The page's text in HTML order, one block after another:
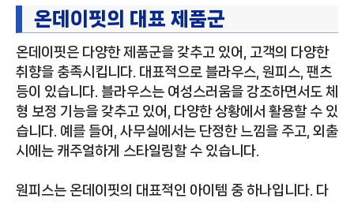
온데이핏의 대표 제품군
온데이핏은 다양한 제품군을 갖추고 있어, 고객의 다양한
취향을 충족시킵니다. 대표적으로 블라우스, 원피스, 팬츠
등이 있습니다. 블라우스는 여성스러움을 강조하면서도 체
형 보정 기능을 갖추고 있어, 다양한 상황에서 활용할 수 있
습니다. 예를 들어, 사무실에서는 단정한 느낌을 주고, 외출
시에는 캐주얼하게 스타일링할 수 있습니다.
원피스는 온데이핏의 대표적인 아이템 중 하나입니다. 다